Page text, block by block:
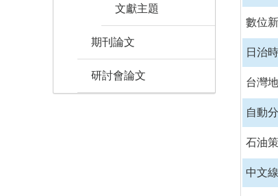
數位
日治
台灣
自動
石油
中文
文獻主題
期刊論文
研討會論文